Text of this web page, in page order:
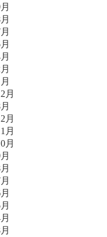
月
月
月
月